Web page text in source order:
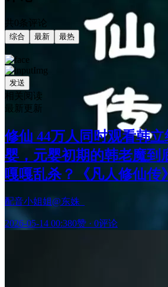
共0条评论
综合 最新 最热
发送
相关阅读
最新更新
修仙 44万人同时观看韩
婴，元婴初期的韩老魔到
嘎嘎乱杀？《凡人修仙传》
配音小姐姐@东姝_
2026-05-14 00:380赞 · 0评论